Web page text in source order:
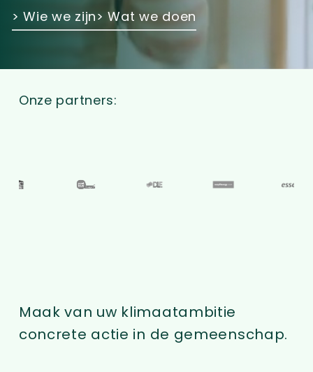
> Wie we zijn> Wat we doen
Onze partners:
Maak van uw klimaatambitie
concrete actie in de gemeenschap.